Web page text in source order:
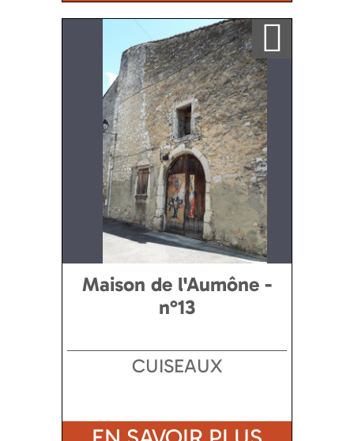
Ajouter a ma sélection
Maison de l'Aumône -
n°13
CUISEAUX